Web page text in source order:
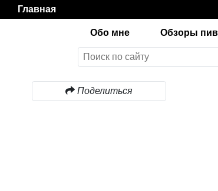
Главная
Обо мне Обзоры
Поделиться